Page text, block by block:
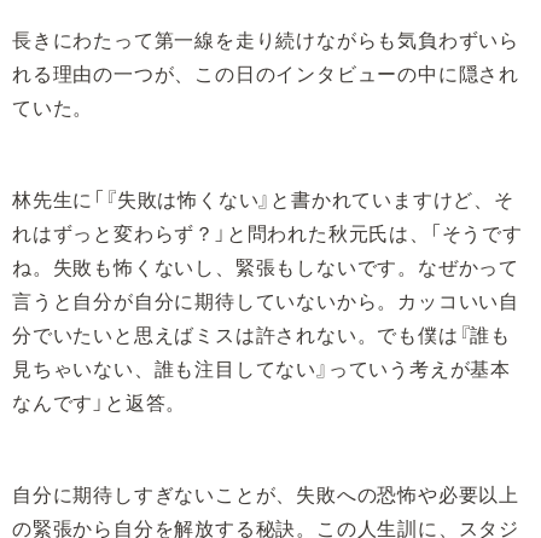
長きにわたって第一線を走り続けながらも気負わずいら
れる理由の一つが、この日のインタビューの中に隠され
ていた。
林先生に「『失敗は怖くない』と書かれていますけど、そ
れはずっと変わらず？」と問われた秋元氏は、「そうです
ね。失敗も怖くないし、緊張もしないです。なぜかって
言うと自分が自分に期待していないから。カッコいい自
分でいたいと思えばミスは許されない。でも僕は『誰も
見ちゃいない、誰も注目してない』っていう考えが基本
なんです」と返答。
自分に期待しすぎないことが、失敗への恐怖や必要以上
の緊張から自分を解放する秘訣。この人生訓に、スタジ